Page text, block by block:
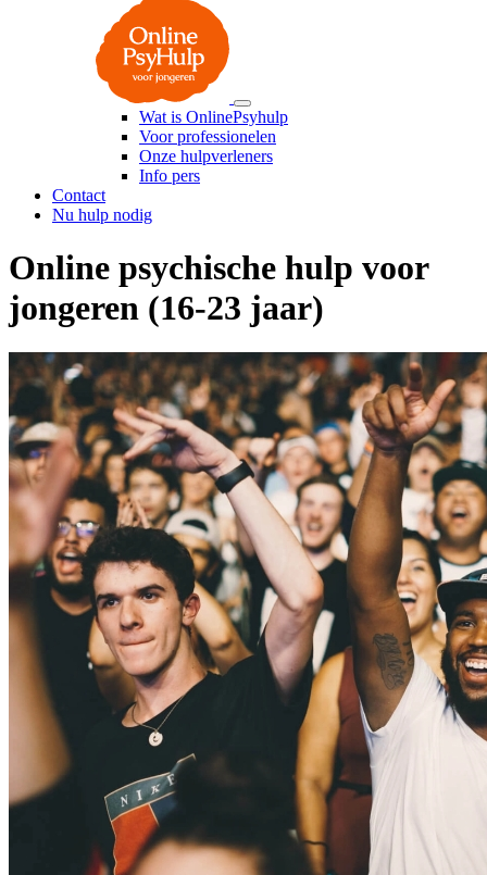
Wat is OnlinePsyhulp
Voor professionelen
Onze hulpverleners
Info pers
Contact
Nu hulp nodig
Online psychische hulp voor
jongeren (16-23 jaar)